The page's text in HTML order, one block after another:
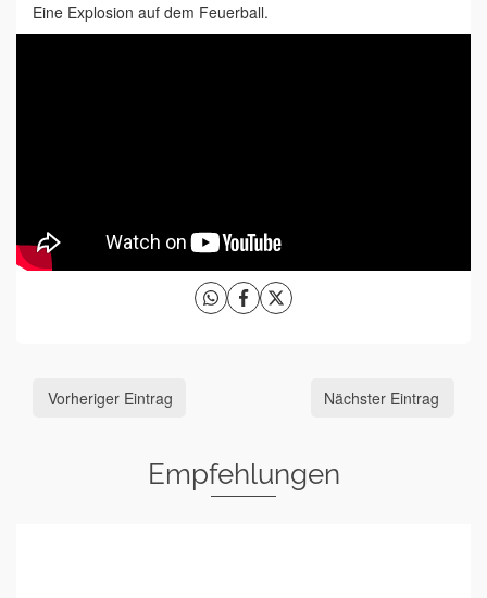
Eine Explosion auf dem Feuerball.
Vorheriger Eintrag Nächster Eintrag
Empfehlungen